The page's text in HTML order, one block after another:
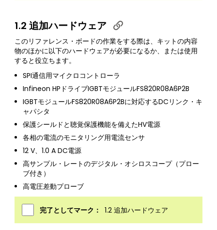
1.2 追加ハードウェア
このリファレンス・ボードの作業をする際は、キットの内容
物のほかに以下のハードウェアが必要になるか、または使用
すると役立ちます。
SPI通信用マイクロコントローラ
Infineon HPドライブIGBTモジュールFS820R08A6P2B
IGBTモジュールFS820R08A6P2Bに対応するDCリンク・キ
ャパシタ
保護シールドと聴覚保護機能を備えたHV電源
各相の電流のモニタリング用電流センサ
12 V、1.0 A DC電源
高サンプル・レートのデジタル・オシロスコープ（プロー
ブ付き）
高電圧差動プローブ
完了としてマーク： 1.2 追加ハードウェア